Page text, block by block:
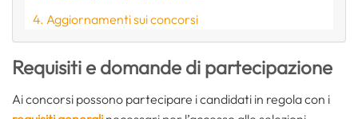
Aggiornamenti sui concorsi
Requisiti e domande di partecipazione
Ai concorsi possono partecipare i candidati in regola con i